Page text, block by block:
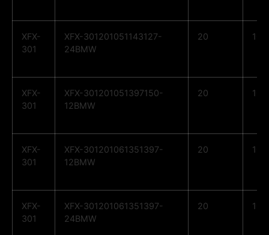
XFX-
301
XFX-301201051143127-
24BMW
20 10
XFX-
301
XFX-301201051397150-
12BMW
20 10
XFX-
301
XFX-301201061351397-
12BMW
20 10
XFX-
301
XFX-301201061351397-
24BMW
20 10